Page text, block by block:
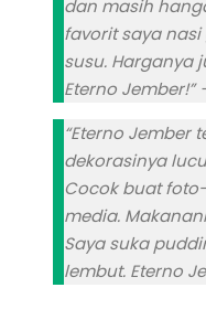
dan masih
favorit saya
susu. Harganya
Eterno Jember!”
“Eterno Jember
dekorasinya
Cocok buat
media.
Saya suka
lembut. Eterno